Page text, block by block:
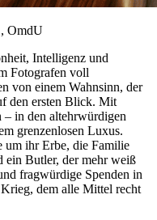
OmdU
Intelligenz und
Fotografen voll
von einem Wahnsinn, der
den ersten Blick. Mit
– in den altehrwürdigen
grenzenlosen Luxus.
um ihr Erbe, die Familie
Butler, der mehr weiß
fragwürdige Spenden in
dem alle Mittel recht